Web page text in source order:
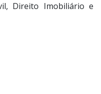
Direito Imobiliário e